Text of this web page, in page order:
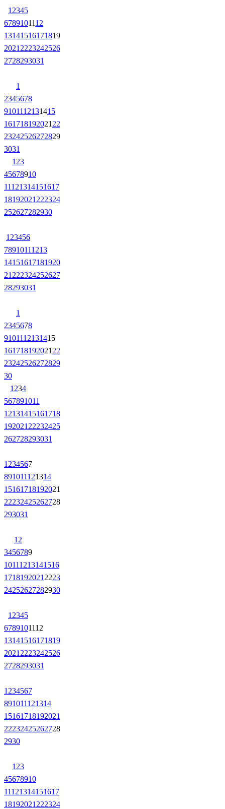
1 2345
6789101112
13141516171819
2021 2223242526
2728293031
1
2345678
9101112131415
161718192021 22
23242526272829
3031
1 23
45678910
11121314151617
18192021 222324
252627282930
1 23456
78910111213
14151617181920
21 222324252627
28293031
1
2345678
9101112131415
161718192021 22
23242526272829
30
1 234
567891011
12131415161718
192021 22232425
262728293031
1 234567
891011121314
15161718192021
22232425262728
293031
1 2
3456789
10111213141516
1718192021 2223
24252627282930
1 2345
6789101112
13141516171819
2021 2223242526
2728293031
1 234567
891011121314
15161718192021
22232425262728
2930
1 23
45678910
11121314151617
18192021 222324